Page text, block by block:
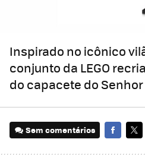
Inspirado no icônico
conjunto da LEGO
do capacete do
Sem comentários